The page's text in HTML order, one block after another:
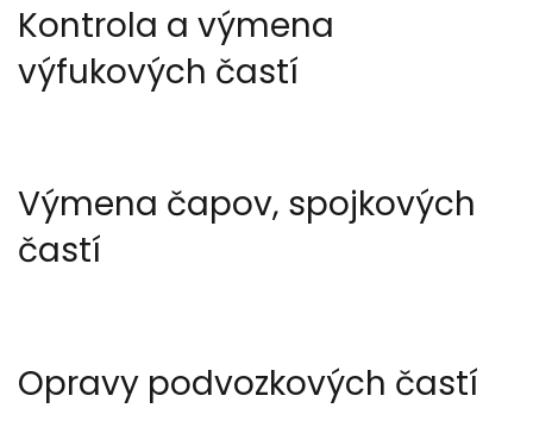
Kontrola a výmena
výfukových častí
Výmena čapov, spojkových
častí
Opravy podvozkových častí